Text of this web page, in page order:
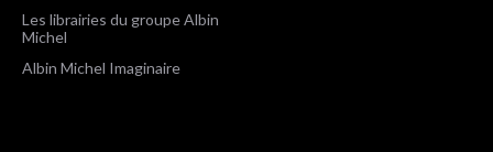
Les librairies du groupe Albin
Michel
Albin Michel Imaginaire